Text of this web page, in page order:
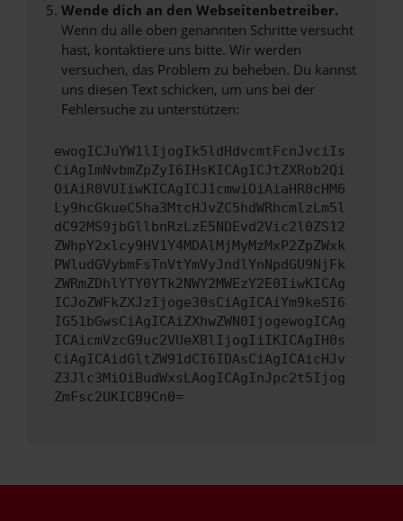
Wende dich an den Webseitenbetreiber.
Wenn du alle oben genannten Schritte versucht
hast, kontaktiere uns bitte. Wir werden
versuchen, das Problem zu beheben. Du kannst
uns diesen Text schicken, um uns bei der
Fehlersuche zu unterstützen:
ewogICJuYW1lIjogIk5ldHdvcmtFcnJvciIs
CiAgImNvbmZpZyI6IHsKICAgICJtZXRob2Qi
OiAiR0VUIiwKICAgICJ1cmwiOiAiaHR0cHM6
Ly9hcGkueC5ha3MtcHJvZC5hdWRhcmlzLm5l
dC92MS9jbGllbnRzLzE5NDEvd2Vic2l0ZS12
ZWhpY2xlcy9HV1Y4MDAlMjMyMzMxP2ZpZWxk
PWludGVybmFsTnVtYmVyJndlYnNpdGU9NjFk
ZWRmZDhlYTY0YTk2NWY2MWEzY2E0IiwKICAg
ICJoZWFkZXJzIjoge30sCiAgICAiYm9keSI6
IG51bGwsCiAgICAiZXhwZWN0IjogewogICAg
ICAicmVzcG9uc2VUeXBlIjogIiIKICAgIH0s
CiAgICAidGltZW91dCI6IDAsCiAgICAicHJv
Z3Jlc3MiOiBudWxsLAogICAgInJpc2t5Ijog
ZmFsc2UKICB9Cn0=